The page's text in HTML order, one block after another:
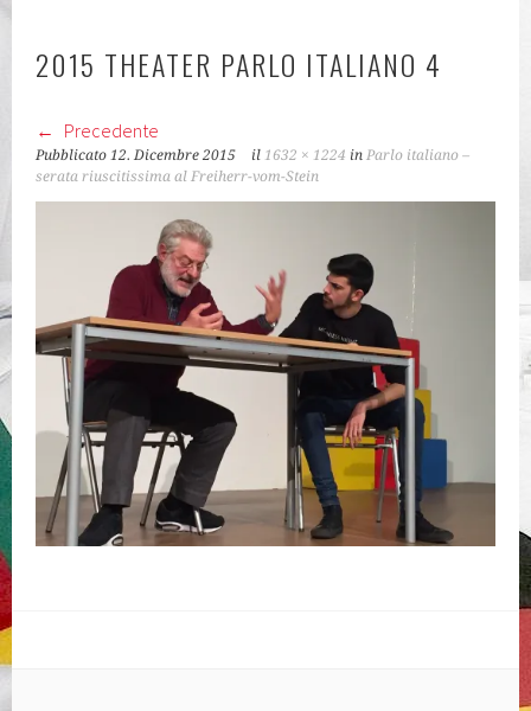
KLASSEN
2015 THEATER PARLO ITALIANO 4
Precedente
Pubblicato12. Dicembre 2015 il 1632 × 1224 inParlo italiano –
serata riuscitissima al Freiherr-vom-Stein